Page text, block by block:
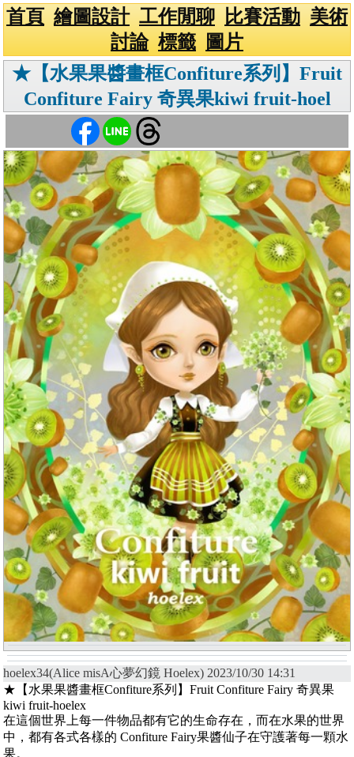
首頁 繪圖設計 工作閒聊 比賽活動 美術
討論 標籤
圖片
★【水果果醬畫框Confiture系列】Fruit
Confiture Fairy 奇異果kiwi fruit-hoel
hoelex34(Alice misA心夢幻鏡 Hoelex) 2023/10/30 14:31
★【水果果醬畫框Confiture系列】Fruit Confiture Fairy 奇異果
kiwi fruit-hoelex
在這個世界上每一件物品都有它的生命存在，而在水果的世界
中，都有各式各樣的 Confiture Fairy果醬仙子在守護著每一顆水
果。